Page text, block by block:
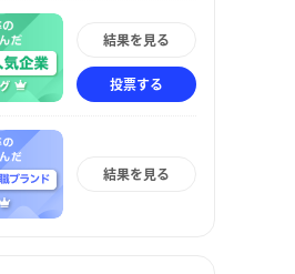
結果を見る
投票する
結果を見る